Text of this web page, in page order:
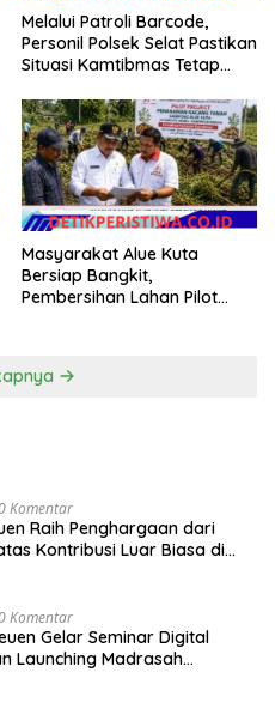
Melalui Patroli Barcode,
Personil Polsek Selat Pastikan
Situasi Kamtibmas Tetap
Masyarakat Alue Kuta
Bersiap Bangkit,
Pembersihan Lahan Pilot
Komentar
Raih Penghargaan dari
Kontribusi Luar Biasa di
Komentar
Gelar Seminar Digital
Launching Madrasah